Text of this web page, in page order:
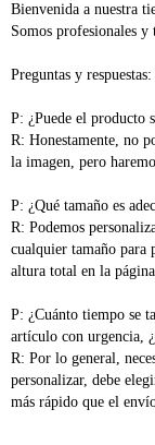
Bienvenida a nuestra
Somos profesionales
Preguntas y respuestas:
P: ¿Puede el producto
R: Honestamente, no
la imagen, pero
P: ¿Qué tamaño es
R: Podemos
cualquier tamaño para
altura total en la
P: ¿Cuánto tiempo se
artículo con urgencia,
R: Por lo general,
personalizar, debe
más rápido que el